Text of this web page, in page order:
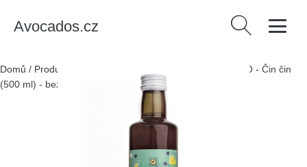
Avocados.cz Vyhledávání
Domů / Produkty
Sonnentor Sirup BIO - Čin čin
(500 ml) - bez přidaného cukru a s bio jalovcem